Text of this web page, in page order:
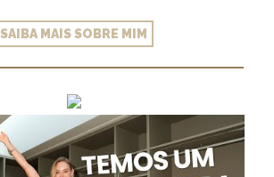
SAIBA MAIS SOBRE MIM